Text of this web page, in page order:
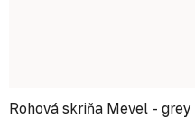
Rohová skriňa Mevel - grey